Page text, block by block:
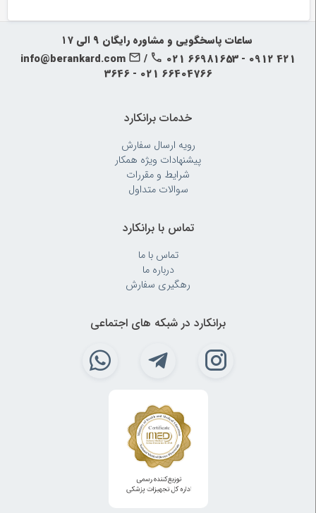
‍‍ ساعات پاسخگویی و مشاوره رایگان ۹ الی ۱۷
info@berankard.com
/
021 66981653 - 0912 421
3646 - 021 66404766
خدمات برانکارد
رویه‌ ارسال سفارش
پیشنهادات ویژه همکار
شرایط و مقررات
سوالات متداول
تماس با برانکارد
تماس با ما
درباره ما
رهگیری سفارش
برانکارد در شبکه های اجتماعی